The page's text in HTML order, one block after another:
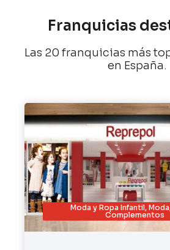
Franquicias
Las 20 franquicias más
en España.
Moda y Ropa Infantil,
Complementos